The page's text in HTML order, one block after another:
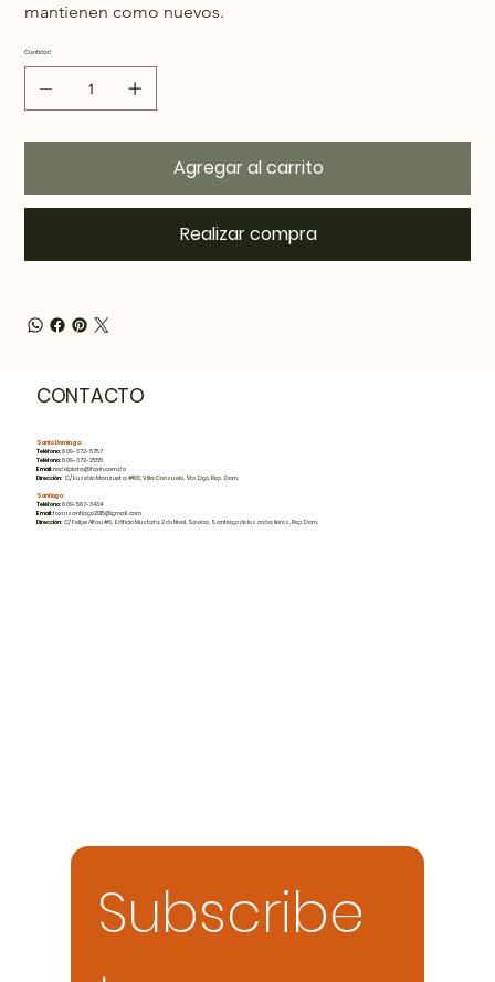
mantienen como nuevos.
Cantidad
Agregar al carrito
Realizar compra
CONTACTO
Santo Domingo:
Teléfono:809-372-5757
Teléfono:809-372-2555
Email:riodelplata@foxin.com.do
Dirección:C/ Eusebio Manzueta #100, Villa Consuelo, Sto. Dgo, Rep. Dom.
Santiago:
Teléfono:809-587-3434
Email:foxinsantiago2015@gmail.com
Dirección:C/ Felipe Alfau #6, Edificio Mustafa 2do Nivel, Savica, Santiago de los caballeros, Rep. Dom.
Subscribe